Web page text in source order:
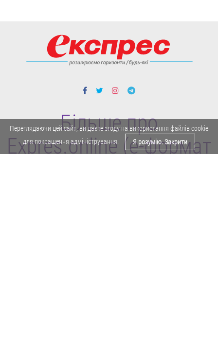
Більше про
Expres.online (e-формат
Переглядаючи цей сайт, ви даєте згоду на використання файлів cookie
для покращення адміністрування.
Я розумію. Закрити